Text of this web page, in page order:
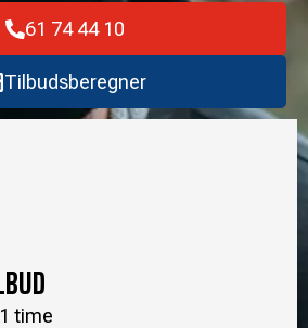
61 74 44 10
Tilbudsberegner
time